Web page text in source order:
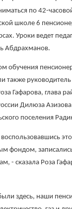
по 42-
школе 6
Уроки ведет
Абдрахманов.
обучения
также
Гафарова, глава
Дилюза Азизова
поселения
воспользовавшись
фондом,
- сказала Роза
здесь, наши